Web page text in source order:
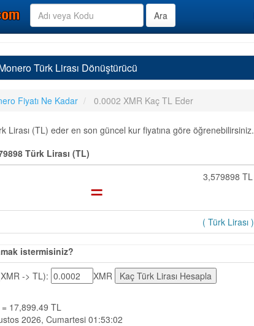
Türk Lirası Dönüştürücü
Fiyatı Ne Kadar 0.0002 XMR Kaç TL Eder
Lirası (TL) eder en son güncel kur fiyatına göre öğrenebilirsiniz.
Türk Lirası (TL)
= 3,579898 TL
( Türk Lirası )
istermisiniz?
-> TL):
XMR
17,899.49 TL
2026, Cumartesi 01:53:02